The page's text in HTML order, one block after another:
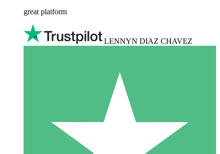
great platform
LENNYN DIAZ CHAVEZ